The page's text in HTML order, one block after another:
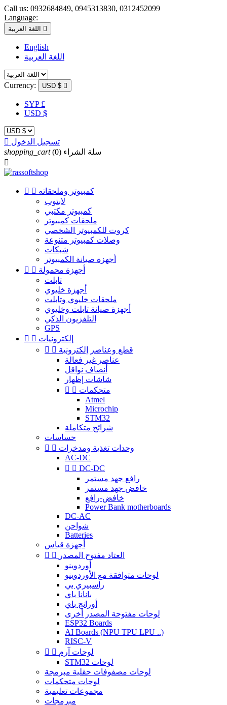
Call us: 0932684849, 0945313830, 0312452099
Language:
اللغة العربية 
English
اللغة العربية
Currency: USD $ 
SYP £
USD $
 تسجيل الدخول
shopping_cart
سلة الشراء (0)

  كمبيوتر وملحقاته
لابتوب
كمبيوتر مكتبي
ملحقات كمبيوتر
كروت للكمبيوتر الشخصي
وصلات كمبيوتر متنوعة
شبكات
أجهزة صيانة الكمبيوتر
  أجهزة محمولة
تابلت
أجهزة خليوي
ملحقات خليوي وتابلت
أجهزة صيانة تابلت وخليوي
التلفزيون الذكي
GPS
  إلكترونيات
  قطع وعناصر إلكترونية
عناصر غير فعالة
أنصاف نواقل
شاشات إظهار
  متحكمات
Atmel
Microchip
STM32
شرائح متكاملة
حساسات
  وحدات تغذية ومدخرات
AC-DC
  DC-DC
رافع جهد مستمر
خافض جهد مستمر
خافض-رافع
Power Bank motherboards
DC-AC
شواحن
Batteries
أجهزة قياس
 
العتاد مفتوح المصدر
أوردوينو
لوحات متوافقة مع الأوردوينو
راسبيري بي
بانانا باي
أورانج باي
لوحات مفتوحة المصدر أخرى
ESP32 Boards
AI Boards (NPU TPU LPU ..)
RISC-V
  لوحات آرم
STM32 لوحات
لوحات مصفوفات حقلية مبرمجة
لوحات متحكمات
مجموعات تعليمية
مبرمجات